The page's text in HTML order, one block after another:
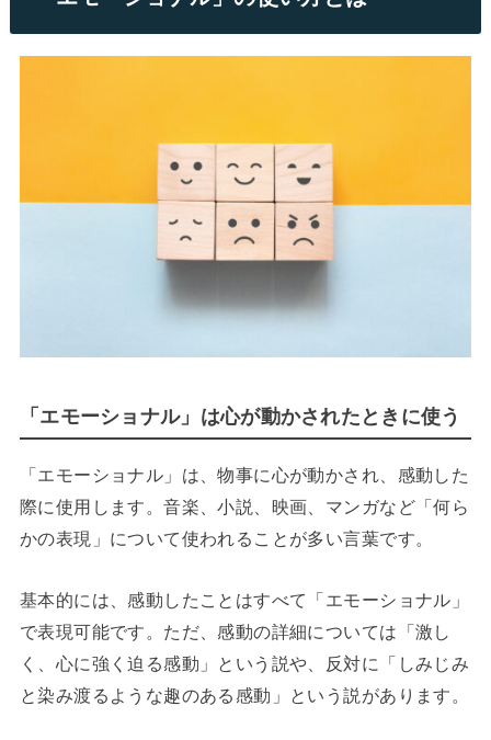
「エモーショナル」は心が動かされたときに使う
「エモーショナル」は、物事に心が動かされ、感動した
際に使用します。音楽、小説、映画、マンガなど「何ら
かの表現」について使われることが多い言葉です。
基本的には、感動したことはすべて「エモーショナル」
で表現可能です。ただ、感動の詳細については「激し
く、心に強く迫る感動」という説や、反対に「しみじみ
と染み渡るような趣のある感動」という説があります。